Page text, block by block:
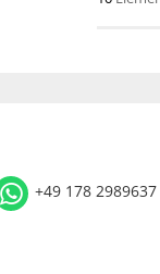
+49 178 2989637